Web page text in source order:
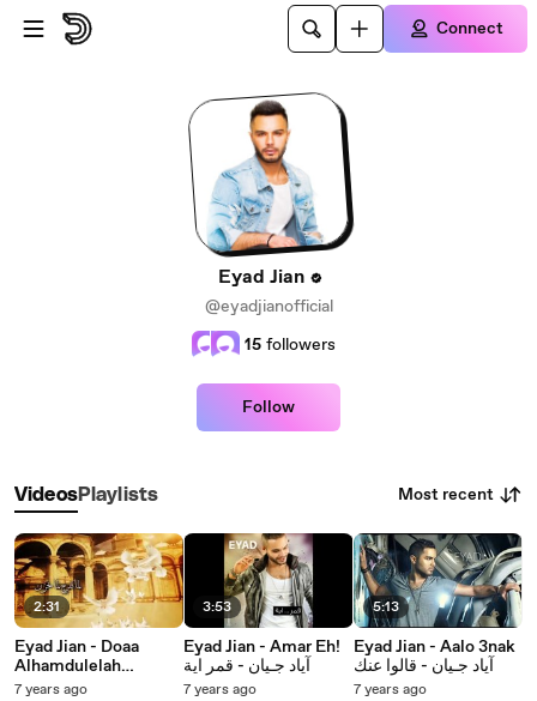
Skip to main content
Connect
Eyad Jian
@eyadjianofficial
15 followers
Follow
VideosPlaylists Most recent
2:31
Eyad Jian - Doaa
Alhamdulelah
(Official Lyrics Video)
7 years ago
3:53
Eyad Jian - Amar Eh!
آياد جـيان - قمر اية
7 years ago
5:13
Eyad Jian - Aalo 3nak
آياد جـيان - قالوا عنك
7 years ago